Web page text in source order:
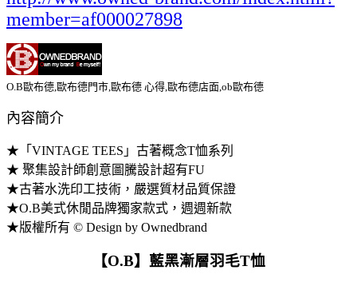
member=af000027898
O.B歐布德,歐布德門市,歐布德 心得,歐布德店面,ob歐布德
內容簡介
★「VINTAGE TEES」古著概念T恤系列
★ 聚集設計師創意圖騰設計超有FU
★古著水洗印工技術，嚴選質材品質保證
★O.B美式休閒品牌獨家款式，週週新款
★版權所有 © Design by Ownedbrand
【O.B】藍黑漸層羽毛T恤